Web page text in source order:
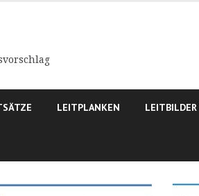
LEITPLANKEN LEITBILDER